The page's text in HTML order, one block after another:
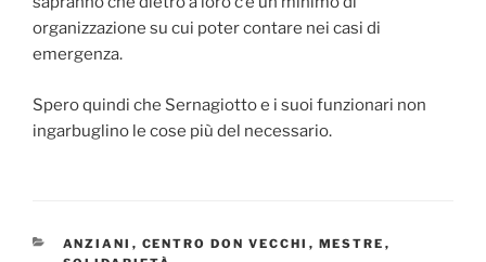
organizzazione su cui poter contare nei casi di
emergenza.
Spero quindi che Sernagiotto e i suoi funzionari non
ingarbuglino le cose più del necessario.
CATEGORIE
ANZIANI , CENTRO DON VECCHI , MESTRE ,